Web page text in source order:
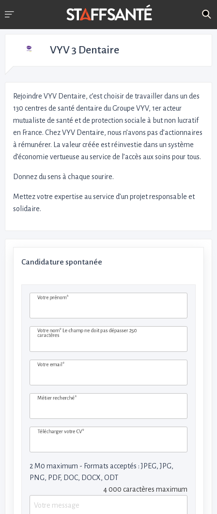
VYV 3 Dentaire
Rejoindre VYV Dentaire, c’est choisir de travailler dans un des
130 centres de santé dentaire du Groupe VYV, 1er acteur
mutualiste de santé et de protection sociale à but non lucratif
en France. Chez VYV Dentaire, nous n’avons pas d’actionnaires
à rémunérer. La valeur créée est réinvestie dans un système
d’économie vertueuse au service de l’accès aux soins pour tous.
Donnez du sens à chaque sourire.
Mettez votre expertise au service d’un projet responsable et
solidaire.
Candidature spontanée
Votre prénom*
Votre nom* Le champ ne doit pas dépasser 250
caractères
Votre email*
Métier recherché*
Télécharger votre CV*
2 M0 maximum - Formats acceptés : JPEG, JPG,
PNG, PDF, DOC, DOCX, ODT
4 000 caractères maximum